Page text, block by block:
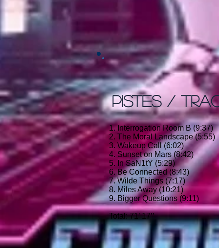
1. Interrogation Room B (9:37)
2. The Moral Landscape (5:55)
3. Wakeup Call (6:02)
4. Sunset on Mars (8:42)
5. In SaN1tY (5:29)
6. Be Connected (8:43)
7. Wilde Things (7:17)
8. Miles Away (10:21)
9. Bigger Questions (9:11)
Total: 71’ 17’’
PISTES /